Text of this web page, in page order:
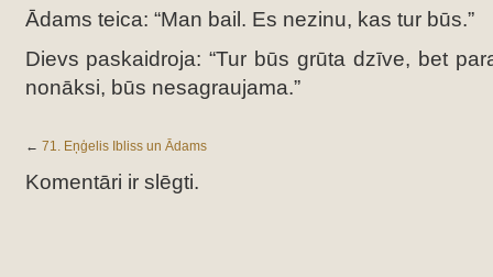
Ādams teica: “Man bail. Es nezinu, kas tur būs.”
Dievs paskaidroja: “Tur būs grūta dzīve, bet
nonāksi, būs nesagraujama.”
← 71. Eņģelis Ibliss un Ādams
Komentāri ir slēgti.